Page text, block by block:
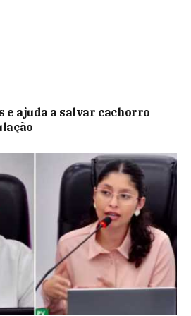
e ajuda a salvar cachorro